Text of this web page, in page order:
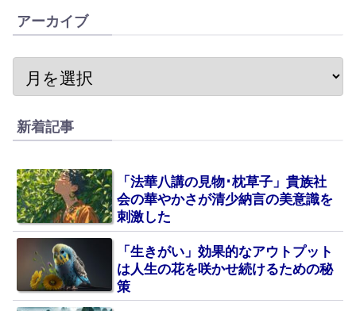
アーカイブ
新着記事
「法華八講の見物･枕草子」貴族社
会の華やかさが清少納言の美意識を
刺激した
「生きがい」効果的なアウトプット
は人生の花を咲かせ続けるための秘
策